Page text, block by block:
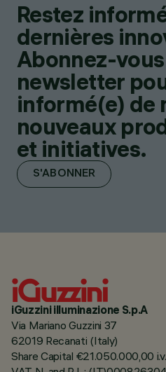
Restez
dernières
Abonnez-
newsletter
informé(e) de
nouveaux
et initiatives.
S'ABONNER
iGuzzini illuminazione S.p.A
Via Mariano Guzzini 37
62019 Recanati (Italy)
Share Capital €21.050.000,00 i.v.